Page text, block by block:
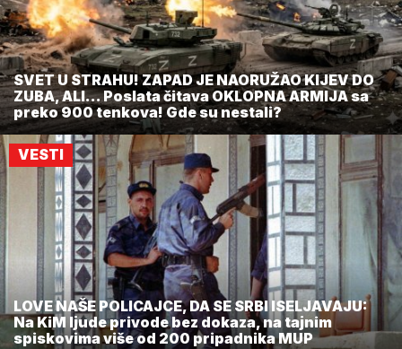
SVET U STRAHU! ZAPAD JE NAORUŽAO KIJEV DO
ZUBA, ALI... Poslata čitava OKLOPNA ARMIJA sa
preko 900 tenkova! Gde su nestali?
VESTI
LOVE NAŠE POLICAJCE, DA SE SRBI ISELJAVAJU:
Na KiM ljude privode bez dokaza, na tajnim
spiskovima više od 200 pripadnika MUP